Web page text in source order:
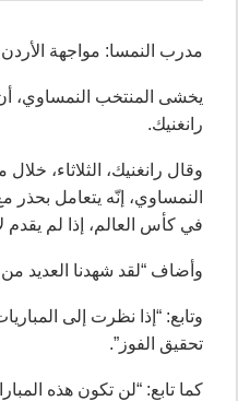
مدرب النمسا: مواجهة
رانغنيك.
وقال رانغنيك، الثلاثاء،
النمساوي، إنّه يتعامل بحذر
في كأس العالم، إذا لم يقدم
وأضاف “لقد شهدنا العديد
تحقيق الفوز”.
كما تابع: “لن تكون هذه